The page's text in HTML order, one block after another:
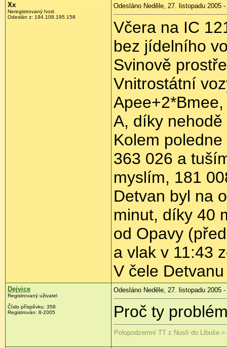
Xx
Neregistrovaný host
Odeslán z: 194.108.195.158
Odesláno Neděle, 27. listopadu 2005 -
Včera na IC
bez jídelního
Svinově
Vnitrostátní
A, díky nehodě
Kolem
363 026 a
myslím, 181
Detvan byl na
minut, díky 40
od Opavy
a vlak v 11:43
V čele
Dejvice
Registrovaný uživatel
Číslo příspěvku: 358
Registrován: 8-2005
Odesláno Neděle, 27. listopadu 2005 -
Proč ty
Polopodzemní TT z Nuslí do Libuše